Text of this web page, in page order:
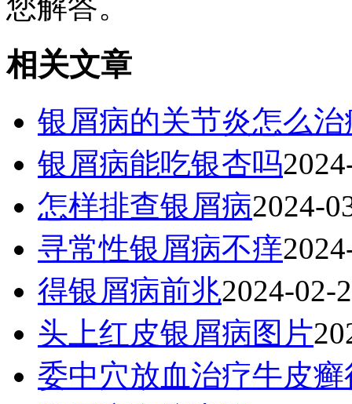
相关文章
银屑病的关节炎怎么
银屑病能吃银杏吗
怎样排查银屑病2024-
寻常性银屑病不痒
得银屑病前兆2024-02-
头上红皮银屑病图片
委中穴放血治疗牛皮